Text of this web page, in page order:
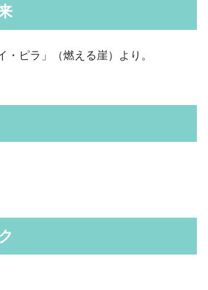
・ピラ」（燃える崖）より。